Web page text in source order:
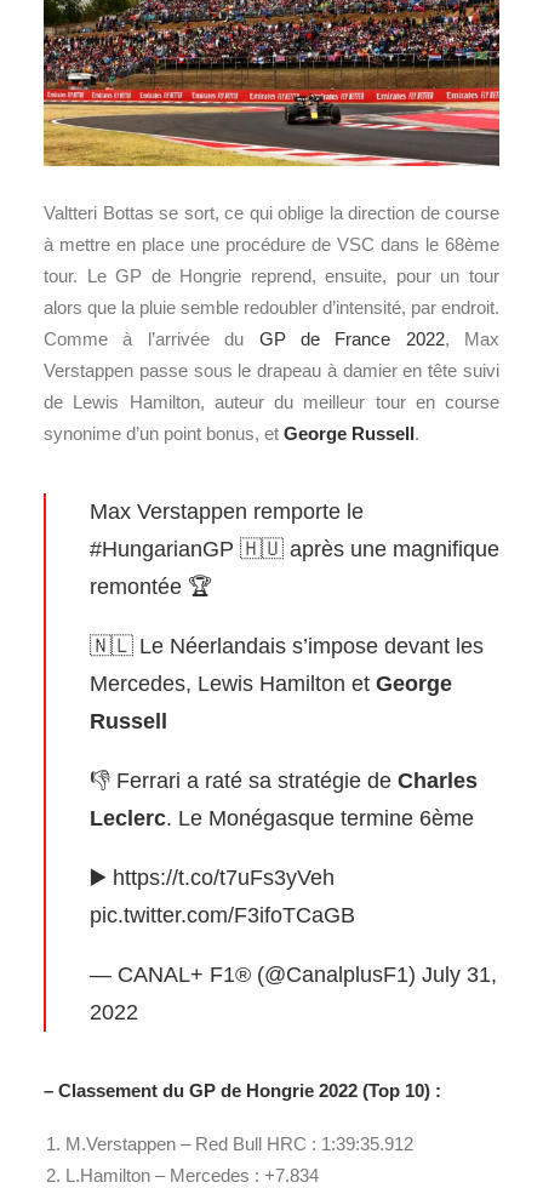
Valtteri Bottas se sort, ce qui oblige la direction de course
à mettre en place une procédure de VSC dans le 68ème
tour. Le GP de Hongrie reprend, ensuite, pour un tour
alors que la pluie semble redoubler d’intensité, par endroit.
Comme à l’arrivée du GP de France 2022, Max
Verstappen passe sous le drapeau à damier en tête suivi
de Lewis Hamilton, auteur du meilleur tour en course
synonime d’un point bonus, et George Russell.
Max Verstappen remporte le
#HungarianGP 🇭🇺 après une magnifique
remontée 🏆
🇳🇱 Le Néerlandais s’impose devant les
Mercedes, Lewis Hamilton et George
Russell
👎 Ferrari a raté sa stratégie de Charles
Leclerc. Le Monégasque termine 6ème
▶️ https://t.co/t7uFs3yVeh
pic.twitter.com/F3ifoTCaGB
— CANAL+ F1® (@CanalplusF1) July 31,
2022
– Classement du GP de Hongrie 2022 (Top 10) :
M.Verstappen – Red Bull HRC : 1:39:35.912
L.Hamilton – Mercedes : +7.834